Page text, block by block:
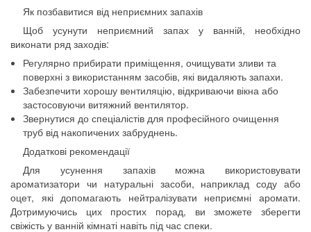
Як позбавитися від неприємних запахів
Щоб усунути неприємний запах у ванній, необхідно
виконати ряд заходів:
Регулярно прибирати приміщення, очищувати зливи та
поверхні з використанням засобів, які видаляють запахи.
Забезпечити хорошу вентиляцію, відкриваючи вікна або
застосовуючи витяжний вентилятор.
Звернутися до спеціалістів для професійного очищення
труб від накопичених забруднень.
Додаткові рекомендації
Для усунення запахів можна використовувати
ароматизатори чи натуральні засоби, наприклад соду або
оцет, які допомагають нейтралізувати неприємні аромати.
Дотримуючись цих простих порад, ви зможете зберегти
свіжість у ванній кімнаті навіть під час спеки.